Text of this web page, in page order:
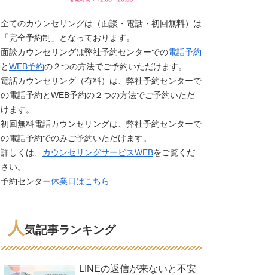
全てのカウンセリングは（面談・電話・初回無料）は
「完全予約制」となっております。
面談カウンセリングは弊社予約センターでの電話予約
と WEB予約の２つの方法でご予約いただけます。
電話カウンセリング（有料）は、弊社予約センターで
の電話予約とWEB予約の２つの方法でご予約いただ
けます。
初回無料電話カウンセリングは、弊社予約センターで
の電話予約でのみご予約いただけます。
詳しくは、 カウンセリングサービスWEBをご覧くだ
さい。
予約センター休業日はこちら
人気記事ランキング
LINEの返信が来ないと不安